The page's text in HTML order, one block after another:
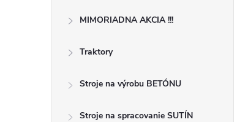
MIMORIADNA AKCIA !!!
Traktory
Stroje na výrobu BETÓNU
Stroje na spracovanie SUTÍN